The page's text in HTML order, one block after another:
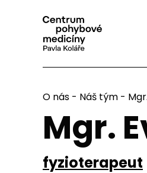
O nás - Náš tým -
Mgr.
fyzioterapeut